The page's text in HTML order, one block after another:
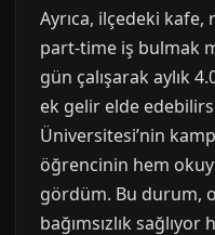
Ayrıca, ilçedeki
part-time iş bulmak
gün çalışarak aylık
ek gelir elde
Üniversitesi’nin
öğrencinin hem
gördüm. Bu durum,
bağımsızlık